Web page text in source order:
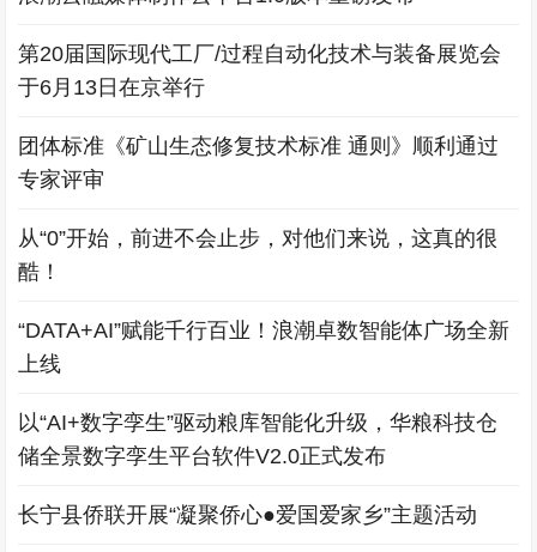
第20届国际现代工厂/过程自动化技术与装备展览会
于6月13日在京举行
团体标准《矿山生态修复技术标准 通则》顺利通过
专家评审
从“0”开始，前进不会止步，对他们来说，这真的很
酷！
“DATA+AI”赋能千行百业！浪潮卓数智能体广场全新
上线
以“AI+数字孪生”驱动粮库智能化升级，华粮科技仓
储全景数字孪生平台软件V2.0正式发布
长宁县侨联开展“凝聚侨心●爱国爱家乡”主题活动